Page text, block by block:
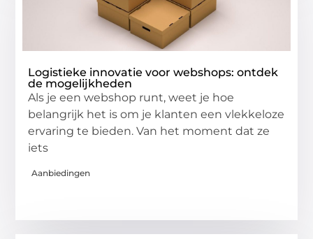
Logistieke innovatie voor webshops: ontdek
de mogelijkheden
Als je een webshop runt, weet je hoe
belangrijk het is om je klanten een vlekkeloze
ervaring te bieden. Van het moment dat ze
iets
Aanbiedingen